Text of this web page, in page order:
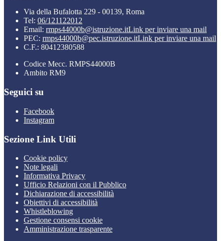
Via della Bufalotta 229 - 00139, Roma
Tel: 06/121122012
Email: rmps44000b@istruzione.itLink per inviare una mail
PEC: rmps44000b@pec.istruzione.itLink per inviare una mail
C.F.: 80412380588
Codice Mecc. RMPS44000B
Ambito RM9
Seguici su
Facebook
Instagram
Sezione Link Utili
Cookie policy
Note legali
Informativa Privacy
Ufficio Relazioni con il Pubblico
Dichiarazione di accessibilità
Obiettivi di accessibilità
Whistleblowing
Gestione consensi cookie
Amministrazione trasparente